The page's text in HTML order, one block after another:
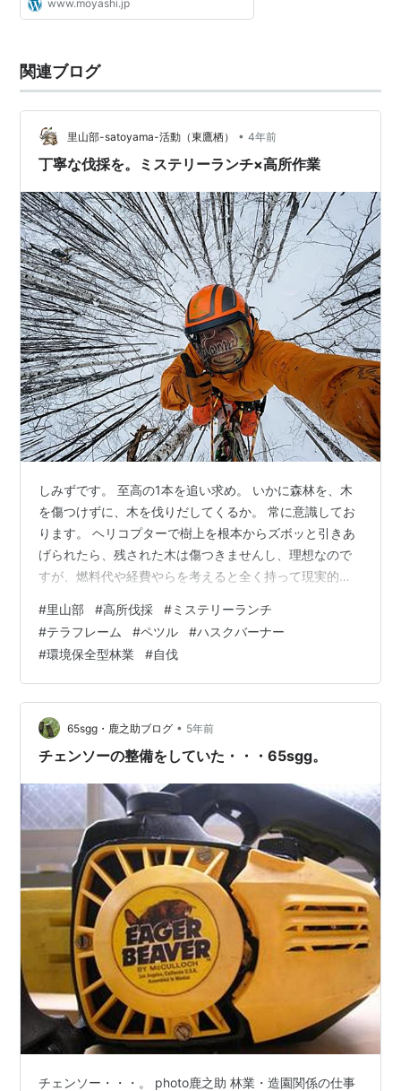
術）。 崖地や住宅街の伐採では、切った枝を
www.moyashi.jp
関連ブログ
里山部-satoyama-活動（東鷹栖） • 4年前
丁寧な伐採を。ミステリーランチ×高所作業
しみずです。 至高の1本を追い求め。 いかに森林を、木
を傷つけずに、木を伐りだしてくるか。 常に意識してお
ります。 ヘリコプターで樹上を根本からズボッと引きあ
げられたら、残された木は傷つきませんし、理想なので
すが、燃料代や経費やらを考えると全く持って現実的で
結論に達したわけです。 先に樹木の枝を落とし、電柱状
態にしてしまえば、木々の隙間を縫って伐倒ができるの
で、残された木に傷がつきにくいです。競技種目紹介日
本伐木チャンピオンシップ Japan Logging
Championshipsの伐倒競技で利用されるアレですね。 上
川町にて。バディが登…
#里山部 #高所伐採 #ミステリーランチ
#テラフレーム #ペツル #ハスクバーナー
#環境保全型林業 #自伐
65sgg・鹿之助ブログ • 5年前
チェンソーの整備をしていた・・・65sgg。
チェンソー・・・。 photo鹿之助 林業・造園関係の仕事